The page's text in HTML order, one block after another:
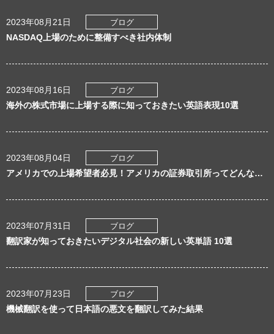
2023年08月21日 ブログ
NASDAQ上場のために整備すべき社内体制
2023年08月16日 ブログ
海外の株式市場に上場する際に知っておきたい英語表現10選
2023年08月04日 ブログ
アメリカでの上場希望者必見！アメリカの証券取引所ってどんなとこ？
2023年07月31日 ブログ
翻訳家が知っておきたいデジタル社会の新しい英単語 10選
2023年07月23日 ブログ
機械翻訳を使って日本語の悪文を翻訳してみた結果